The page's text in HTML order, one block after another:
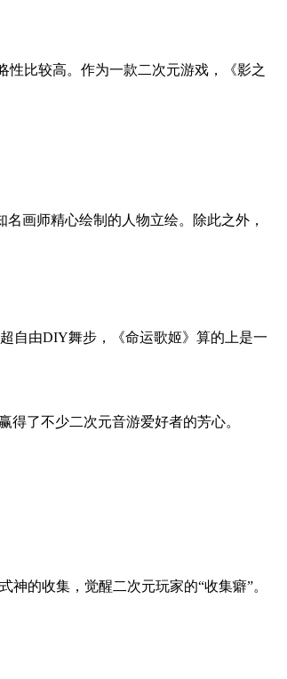
性比较高。作为一款二次元游戏，《影之
画师精心绘制的人物立绘。除此之外，
自由DIY舞步，《命运歌姬》算的上是一
了不少二次元音游爱好者的芳心。
的收集，觉醒二次元玩家的“收集癖”。